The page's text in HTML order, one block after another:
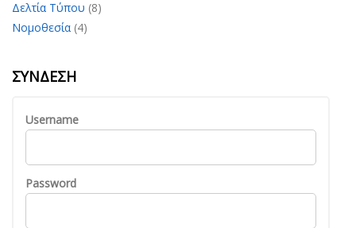
Δελτία Τύπου (8)
Νομοθεσία (4)
ΣΎΝΔΕΣΗ
Username
Password